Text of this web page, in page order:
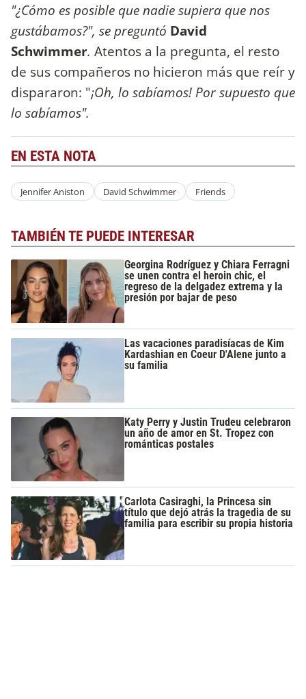
"¿Cómo es posible que nadie supiera que nos
gustábamos?", se preguntó David
Schwimmer. Atentos a la pregunta, el resto
de sus compañeros no hicieron más que reír y
dispararon: "¡Oh, lo sabíamos! Por supuesto que
lo sabíamos".
EN ESTA NOTA
Jennifer Aniston David Schwimmer Friends
TAMBIÉN TE PUEDE INTERESAR
Georgina Rodríguez y Chiara Ferragni
se unen contra el heroin chic, el
regreso de la delgadez extrema y la
presión por bajar de peso
Las vacaciones paradisíacas de Kim
Kardashian en Coeur D'Alene junto a
su familia
Katy Perry y Justin Trudeu celebraron
un año de amor en St. Tropez con
románticas postales
Carlota Casiraghi, la Princesa sin
título que dejó atrás la tragedia de su
familia para escribir su propia historia